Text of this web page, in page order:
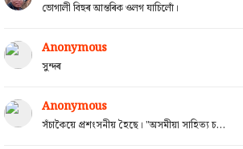
ভোগালী বিহুৰ আন্তৰিক ওলগ যাচিলোঁ।
Anonymous
সুন্দৰ
Anonymous
সঁচাকৈয়ে প্ৰশংসনীয় হৈছে। "অসমীয়া সাহিত্য চ...